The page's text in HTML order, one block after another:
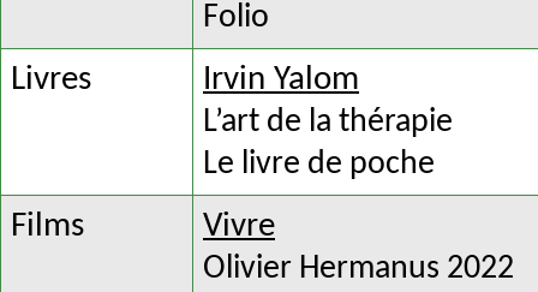
Folio
Livres Irvin Yalom
L’art de la thérapie
Le livre de poche
Films Vivre
Olivier Hermanus 2022